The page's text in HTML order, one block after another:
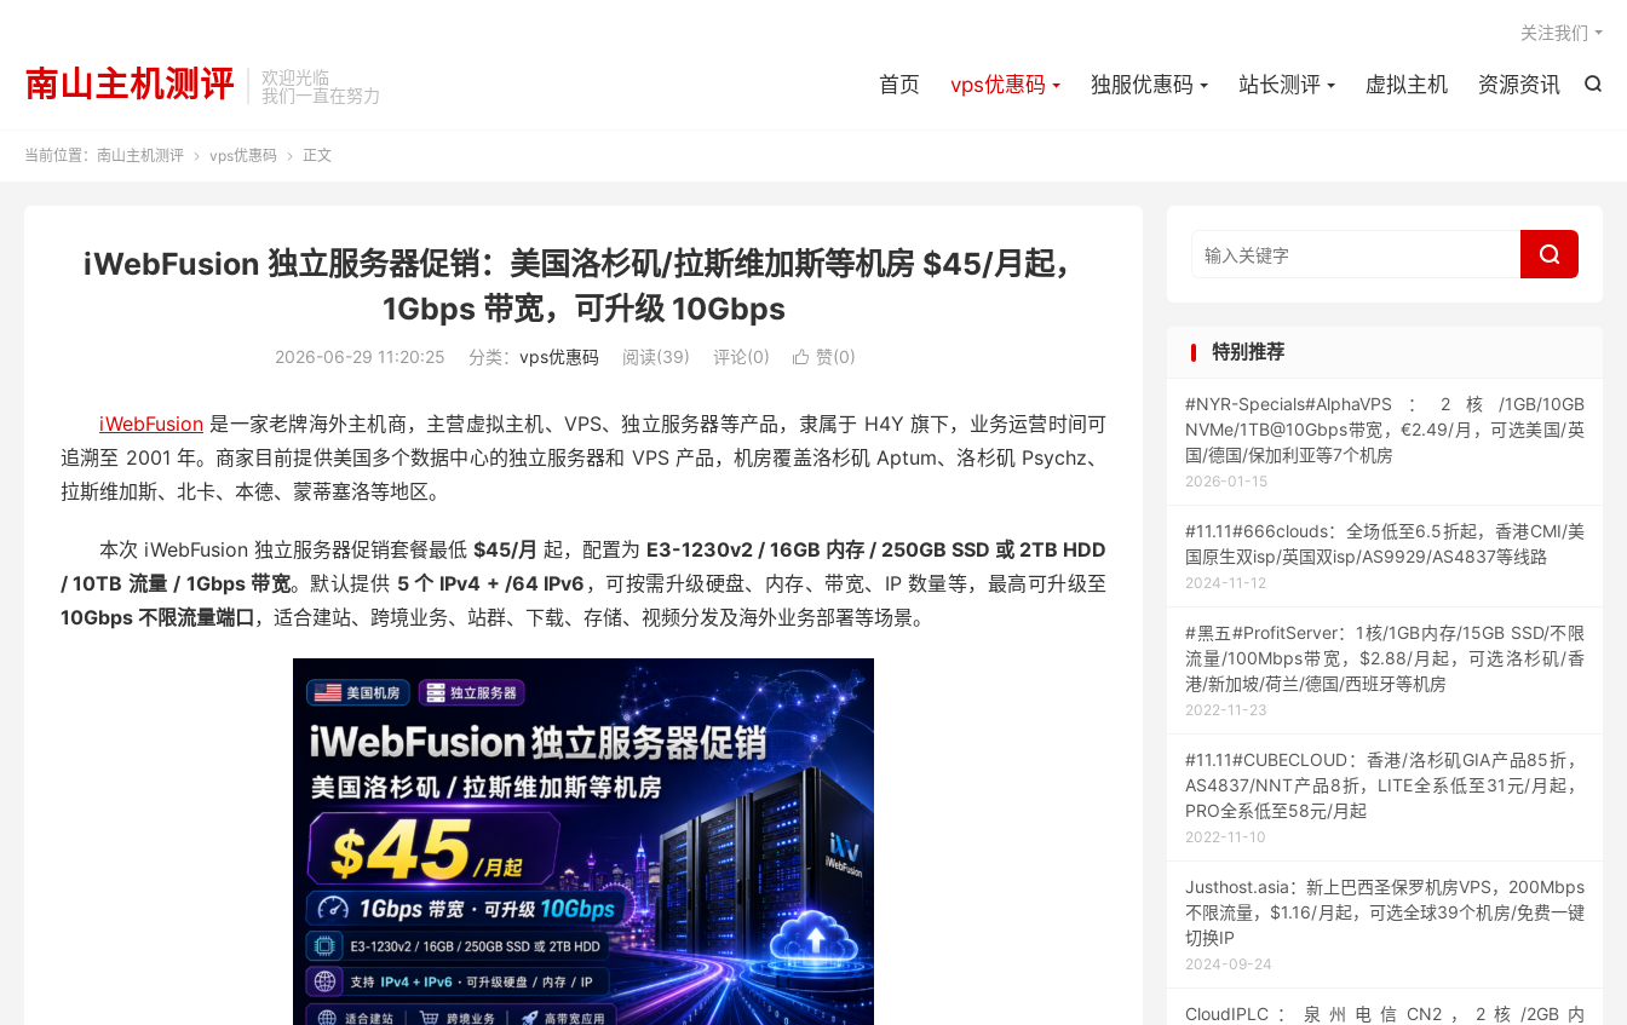
南山主机测评
欢迎光临
我们一直在努力

首页 vps优惠码 独服优惠码 站长测评 虚拟主机 资源资讯
关注我们
当前位置： 南山主机测评  vps优惠码  正文
iWebFusion 独立服务器促销：美国洛杉矶/拉斯维加斯等机房 $45/月起，
1Gbps 带宽，可升级 10Gbps
2026-06-29 11:20:25 分类： vps优惠码 阅读(39) 评论(0)  赞(0)
iWebFusion 是一家老牌海外主机商，主营虚拟主机、VPS、独立服务器等产品，隶属于 H4Y 旗下，业务运营时间可
追溯至 2001 年。商家目前提供美国多个数据中心的独立服务器和 VPS 产品，机房覆盖洛杉矶 Aptum、洛杉矶 Psychz、
拉斯维加斯、北卡、本德、蒙蒂塞洛等地区。
本次 iWebFusion 独立服务器促销套餐最低 $45/月 起，配置为 E3-1230v2 / 16GB 内存 / 250GB SSD 或 2TB HDD
/ 10TB 流量 / 1Gbps 带宽。默认提供 5 个 IPv4 + /64 IPv6 ，可按需升级硬盘、内存、带宽、IP 数量等，最高可升级至
10Gbps 不限流量端口，适合建站、跨境业务、站群、下载、存储、视频分发及海外业务部署等场景。

特别推荐
#NYR-Specials#AlphaVPS：2核/1GB/10GB
NVMe/1TB@10Gbps带宽，€2.49/月，可选美国/英
国/德国/保加利亚等7个机房
2026-01-15
#11.11#666clouds：全场低至6.5折起，香港CMI/美
国原生双isp/英国双isp/AS9929/AS4837等线路
2024-11-12
#黑五#ProfitServer：1核/1GB内存/15GB SSD/不限
流量/100Mbps带宽，$2.88/月起，可选洛杉矶/香
港/新加坡/荷兰/德国/西班牙等机房
2022-11-23
#11.11#CUBECLOUD：香港/洛杉矶GIA产品85折，
AS4837/NNT产品8折，LITE全系低至31元/月起，
PRO全系低至58元/月起
2022-11-10
Justhost.asia：新上巴西圣保罗机房VPS，200Mbps
不限流量，$1.16/月起，可选全球39个机房/免费一键
切换IP
2024-09-24
CloudIPLC：泉州电信CN2，2核/2GB内